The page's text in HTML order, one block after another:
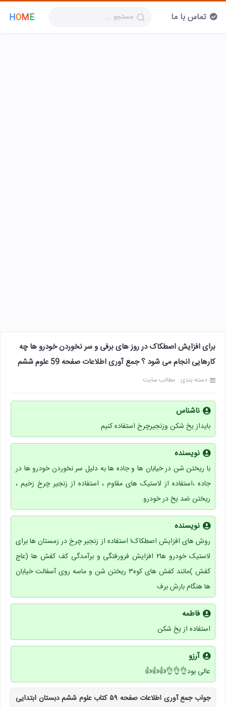
HOME تماس با ما
برای افزایش اصطکاک در روز های برفی و سر نخوردن خودرو ها چه
کارهایی انجام می شود ؟ جمع آوری اطلاعات صفحه 59 علوم ششم
دسته بندی : مطالب سایت
ناشناس
بایداز یخ شکن وزنجیرچرخ استفاده کنیم
نویسنده
با ریختن شن در خیابان ها و جاده ها به دلیل سر نخوردن خودرو ها در
جاده ،استفاده از لاستیک های مقاوم ، استفاده از زنجیر چرخ زخیم ،
ریختن ضد یخ در خودرو.
نویسنده
روش های افزایش اصطکاک۱ استفاده از زنجیر چرخ در زمستان ها برای
لاستیک خودرو ها۲ افزایش فرورفتگی و برآمدگی کف کفش ها (عاج
کفش )مانند کفش های کوه۳ ریختن شن و ماسه روی آسفالت خیابان
ها هنگام بارش برف
فاطمه
استفاده از یخ شکن
آرزو
عالی بود👌👌👌👍👍👍
جواب جمع آوری اطلاعات صفحه ۵۹ کتاب علوم ششم دبستان ابتدایی